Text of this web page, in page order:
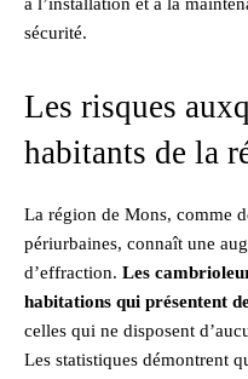
sécurité.
Les risques
habitants de la
La région de Mons, comme
périurbaines, connaît une
d’effraction. Les
habitations qui présentent
celles qui ne disposent
Les statistiques démontrent